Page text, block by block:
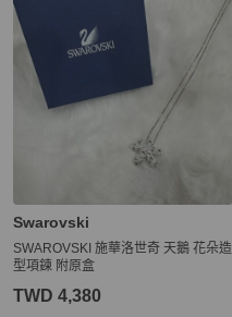
Swarovski
SWAROVSKI 施華洛世奇 天鵝 花朵造
型項鍊 附原盒
TWD 4,380